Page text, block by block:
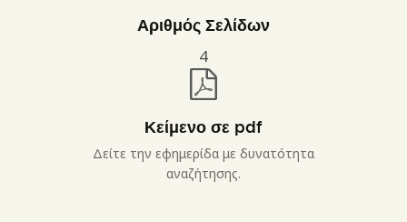
Αριθμός Σελίδων
4
Κείμενο σε pdf
Δείτε την εφημερίδα με δυνατότητα
αναζήτησης.